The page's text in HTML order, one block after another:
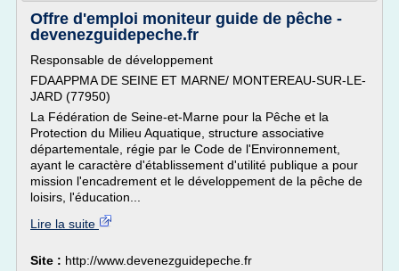
Offre d'emploi moniteur guide de pêche -
devenezguidepeche.fr
Responsable de développement
FDAAPPMA DE SEINE ET MARNE/ MONTEREAU-SUR-LE-
JARD (77950)
La Fédération de Seine-et-Marne pour la Pêche et la
Protection du Milieu Aquatique, structure associative
départementale, régie par le Code de l'Environnement,
ayant le caractère d'établissement d'utilité publique a pour
mission l'encadrement et le développement de la pêche de
loisirs, l'éducation...
Lire la suite
Site : http://www.devenezguidepeche.fr